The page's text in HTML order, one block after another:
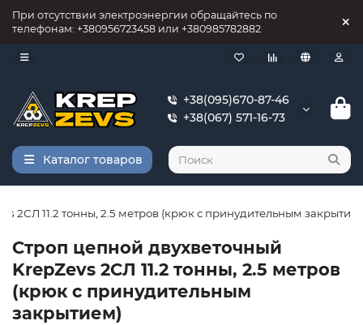
При отсутствии электроэнергии обращайтесь по
телефонам: +380956723458 или +380985782882
+38(095)670-87-46
+38(067) 571-16-73
Каталог товаров
2СЛ 11.2 тонны, 2.5 метров (крюк с принудительным
Строп цепной двухветочный
KrepZevs 2СЛ 11.2 тонны, 2.5 метров
(крюк с принудительным
закрытием)